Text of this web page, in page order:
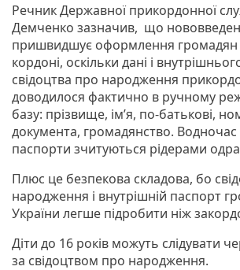
Речник Державної прикордонної
Демченко зазначив, що
пришвидшує оформлення
кордоні, оскільки дані і
свідоцтва про народження
доводилося фактично в ручному
базу: прізвище, ім’я, по-батькові,
документа, громадянство. Водночас
паспорти зчитуються рідерами
Плюс це безпекова складова, бо
народження і внутрішній паспорт
України легше підробити ніж
Діти до 16 років можуть слідувати
за свідоцтвом про народження.